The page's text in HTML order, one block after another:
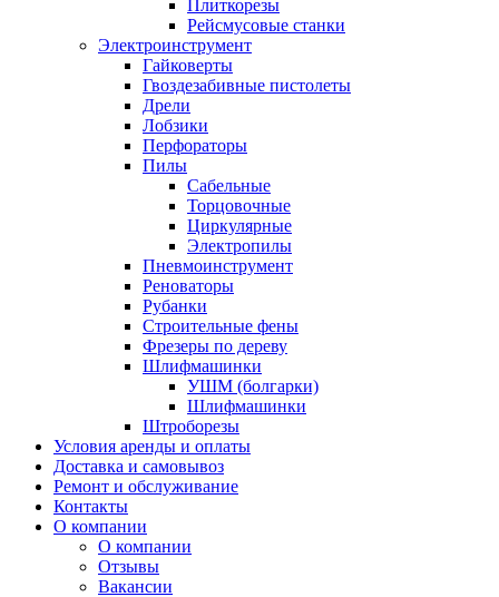
Плиткорезы
Рейсмусовые станки
Электроинструмент
Гайковерты
Гвоздезабивные пистолеты
Дрели
Лобзики
Перфораторы
Пилы
Сабельные
Торцовочные
Циркулярные
Электропилы
Пневмоинструмент
Реноваторы
Рубанки
Строительные фены
Фрезеры по дереву
Шлифмашинки
УШМ (болгарки)
Шлифмашинки
Штроборезы
Условия аренды и оплаты
Доставка и самовывоз
Ремонт и обслуживание
Контакты
О компании
О компании
Отзывы
Вакансии